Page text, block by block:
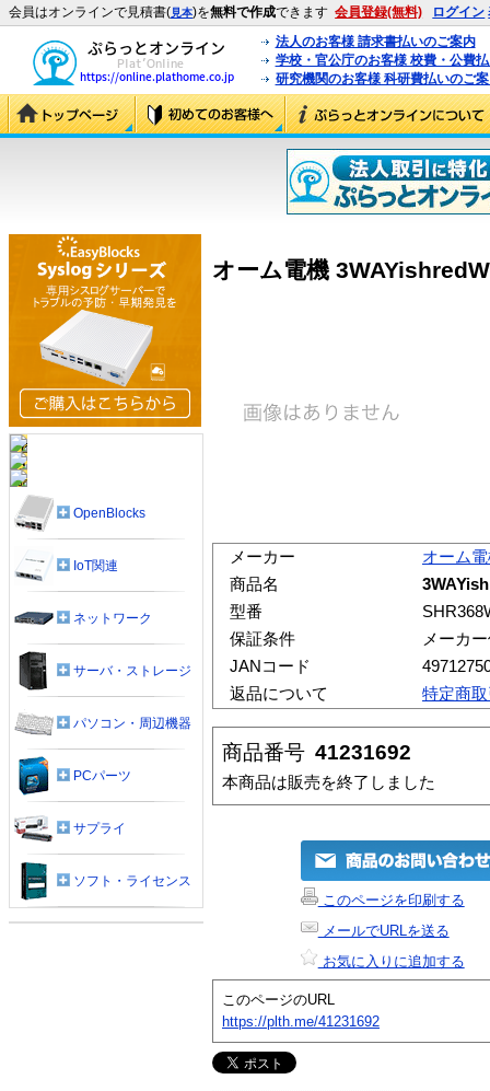
会員はオンラインで見積書(見本)を無料で作成できます 会員登録(無料) ログイン
法人のお客様 請求書払いのご案内
学校・官公庁のお客様 校費・公費
研究機関のお客様 科研費払いのご
オーム電機
メーカー
オーム
商品名
型番
保証条件
メーカ
JANコード
返品について
特定商
商品番号 41231692
本商品は販売を終了しました
このページを印刷する
メールでURLを送る
お気に入りに追加する
このページのURL
https://plth.me/41231692
OpenBlocks
IoT関連
ネットワーク
サーバ・ストレージ
パソコン・周辺機器
PCパーツ
サプライ
ソフト・ライセンス